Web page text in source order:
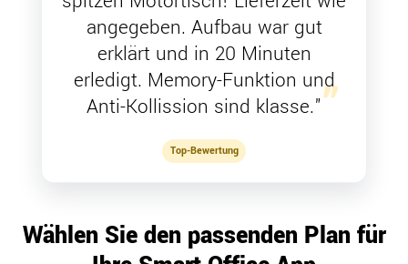
angegeben. Aufbau war gut
erklärt und in 20 Minuten
erledigt. Memory-Funktion und
Anti-Kollission sind klasse."
Top-Bewertung
Wählen Sie den passenden Plan für